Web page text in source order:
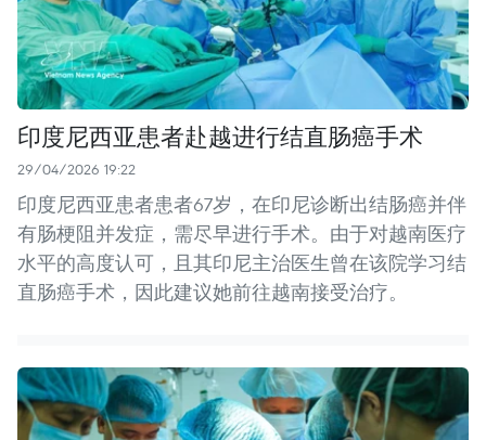
印度尼西亚患者赴越进行结直肠癌手术
29/04/2026 19:22
印度尼西亚患者患者67岁，在印尼诊断出结肠癌并伴
有肠梗阻并发症，需尽早进行手术。由于对越南医疗
水平的高度认可，且其印尼主治医生曾在该院学习结
直肠癌手术，因此建议她前往越南接受治疗。